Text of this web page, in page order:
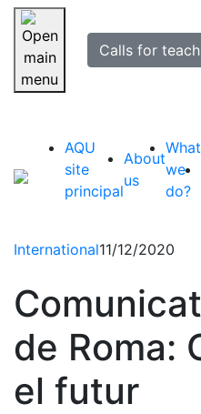
Skip navigation
selectedCalls for
AQU
site
principal
About
us
What
we
do?
International11/12/2020
de Roma:
el futur